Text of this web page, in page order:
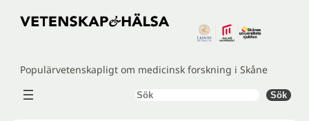
Hoppa
Populärvetenskapligt om medicinsk forskning i Skåne
Sök Sök